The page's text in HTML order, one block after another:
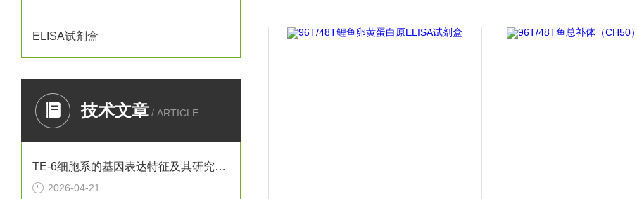
ELISA试剂盒
技术文章 / ARTICLE
TE-6细胞系的基因表达特征及其研究意义
2026-04-21